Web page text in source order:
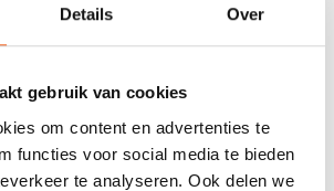
Details Over
gebruik van cookies
om content en advertenties te
functies voor social media te bieden
te analyseren. Ook delen we
5
PROEFVAART
MOGELIJKHEID